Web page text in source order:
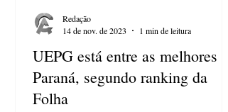
UEPG está entre as melhores do
Paraná, segundo ranking da
Folha
Redação
14 de nov. de 2023
1 min de leitura